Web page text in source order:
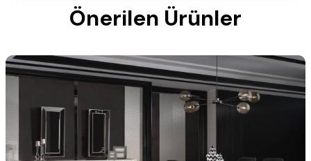
Önerilen Ürünler